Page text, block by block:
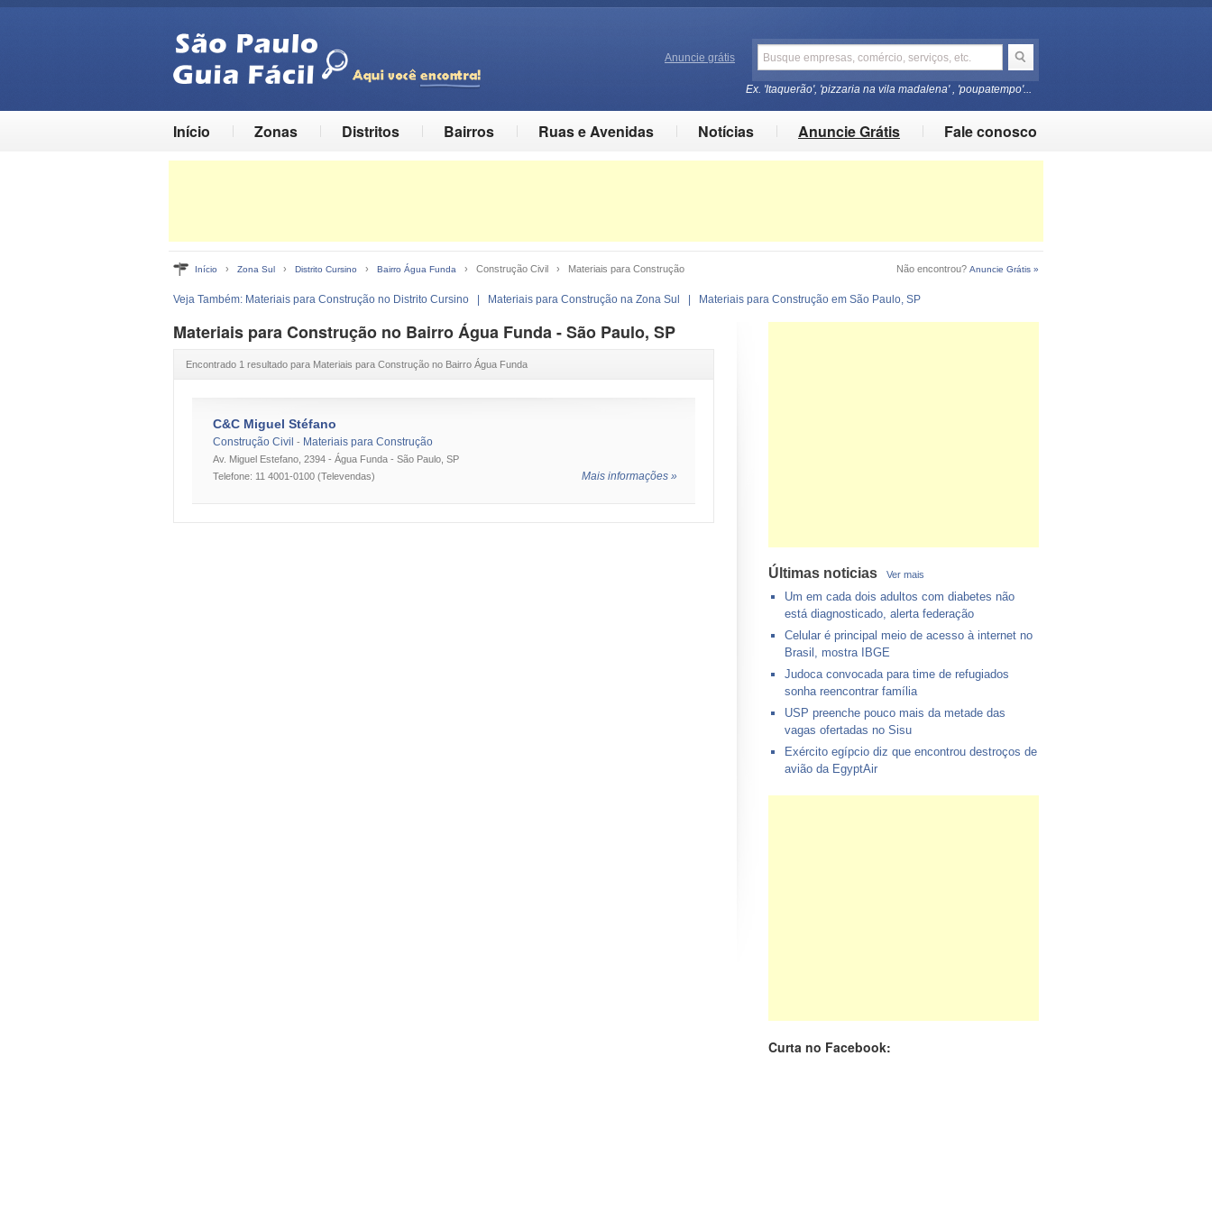
Anuncie grátis
Ex. 'Itaquerão', 'pizzaria na vila madalena' , 'poupatempo'...
Início Zonas Distritos Bairros Ruas e Avenidas Notícias Anuncie Grátis Fale conosco
Início › Zona Sul › Distrito Cursino › Bairro Água Funda › Construção Civil › Materiais para Construção Não encontrou? Anuncie Grátis »
Veja Também: Materiais para Construção no Distrito Cursino Materiais para Construção na Zona Sul Materiais para Construção em São Paulo, SP
Materiais para Construção no Bairro Água Funda - São Paulo, SP
Encontrado 1 resultado para Materiais para Construção no Bairro Água Funda
C&C Miguel Stéfano
Construção Civil - Materiais para Construção
Av. Miguel Estefano, 2394 - Água Funda - São Paulo, SP
Mais informações »
Telefone: 11 4001-0100 (Televendas)
Últimas noticias Ver mais
Um em cada dois adultos com diabetes não
está diagnosticado, alerta federação
Celular é principal meio de acesso à internet no
Brasil, mostra IBGE
Judoca convocada para time de refugiados
sonha reencontrar família
USP preenche pouco mais da metade das
vagas ofertadas no Sisu
Exército egípcio diz que encontrou destroços de
avião da EgyptAir
Curta no Facebook: